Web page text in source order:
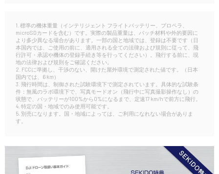
1. 標準の機体重量（インテリジェント フライトバッテリー、プロペラ、
microSDカードを含む）です。実際の製品重量は、バッチ材料や外的要因に
より多少異なる場合があります。一部の国と地域では、登録は不要です（日
本国内では、ご使用の前に、適用される全ての法律および規則に従って、飛
行許可・承認や機体の登録手続き等を行ってください）。飛行する前に、現
地の法律および規則をご確認ください。
2. FCCに準拠し、干渉のない、開けた屋外環境で測定された値です。（日本
国内では、6 km）
3. 飛行時間は、制御された試験環境下で測定されています。具体的な試験条
件：無風のラボ環境下で、写真モードオン（飛行中に写真撮影操作なし）の
状態で、バッテリーが100%から0%になるまで、定速17 km/hで前方に飛行。
4. 特定の国・地域でのみ使用可能です。
5. 別売になります。国・地域によっては、ご利用になれない場合がありま
す。